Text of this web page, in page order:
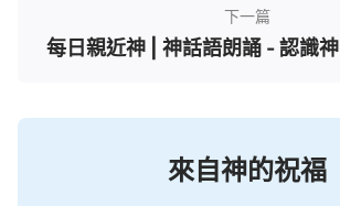
大。神賜福給一個人，不管長達多長
賜福都是持續的，這個持續見證着
次再現。他權柄的每一次彰顯都將
呈現出來，呈現給萬物，呈現給人類
就的每一樣事都是那樣的精美絶倫、
下一篇
每日親近神 | 神話語朗誦 - 認識
來自神的祝福